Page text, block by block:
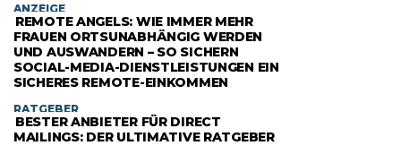
ANZEIGE
REMOTE ANGELS: WIE IMMER MEHR
FRAUEN ORTSUNABHÄNGIG WERDEN
UND AUSWANDERN – SO SICHERN
SOCIAL-MEDIA-DIENSTLEISTUNGEN EIN
SICHERES REMOTE-EINKOMMEN
RATGEBER
BESTER ANBIETER FÜR DIRECT
MAILINGS: DER ULTIMATIVE RATGEBER